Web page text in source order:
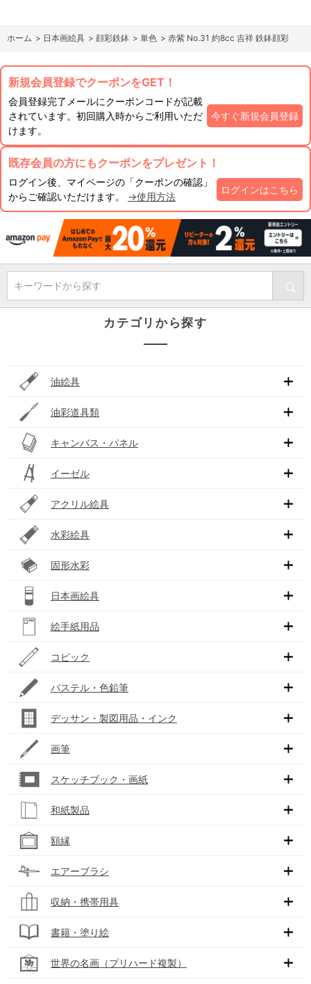
ホーム > 日本画絵具 > 顔彩鉄鉢 > 単色 > 赤紫 No.31 約8cc 吉祥 鉄鉢顔彩
新規会員登録でクーポンをGET！
会員登録完了メールにクーポンコードが記載
されています。初回購入時からご利用いただ
けます。
今すぐ新規会員登録
既存会員の方にもクーポンをプレゼント！
ログイン後、マイページの「クーポンの確認」
からご確認いただけます。 →使用方法
ログインはこちら
キーワードから探す
カテゴリから探す
油絵具
油彩道具類
キャンバス・パネル
イーゼル
アクリル絵具
水彩絵具
固形水彩
日本画絵具
絵手紙用品
コピック
パステル・色鉛筆
デッサン・製図用品・インク
画筆
スケッチブック・画紙
和紙製品
額縁
エアーブラシ
収納・携帯用具
書籍・塗り絵
世界の名画（プリハード複製）